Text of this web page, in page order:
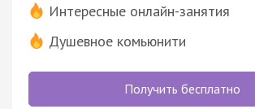
Интересные онлайн-занятия
Душевное комьюнити
Получить бесплатно